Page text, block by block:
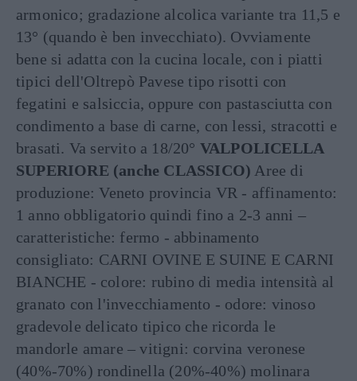
armonico; gradazione alcolica variante tra 11,5 e
13° (quando è ben invecchiato). Ovviamente
bene si adatta con la cucina locale, con i piatti
tipici dell'Oltrepò Pavese tipo risotti con
fegatini e salsiccia, oppure con pastasciutta con
condimento a base di carne, con lessi, stracotti e
brasati. Va servito a 18/20° VALPOLICELLA
SUPERIORE (anche CLASSICO) Aree di
produzione: Veneto provincia VR - affinamento:
1 anno obbligatorio quindi fino a 2-3 anni –
caratteristiche: fermo - abbinamento
consigliato: CARNI OVINE E SUINE E CARNI
BIANCHE - colore: rubino di media intensità al
granato con l'invecchiamento - odore: vinoso
gradevole delicato tipico che ricorda le
mandorle amare – vitigni: corvina veronese
(40%-70%) rondinella (20%-40%) molinara